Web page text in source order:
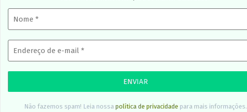
Não fazemos spam! Leia nossa política de privacidade para mais informações.